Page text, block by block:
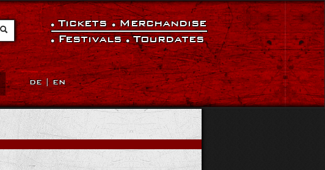
DE|EN
Tickets Merchandise
Festivals
Tourdates